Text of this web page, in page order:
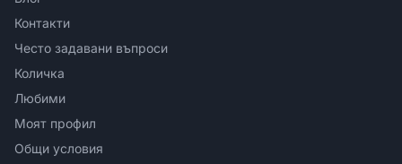
Контакти
Често задавани въпроси
Количка
Любими
Моят профил
Общи условия